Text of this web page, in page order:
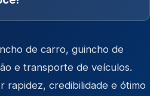
de carro, guincho de
e transporte de veículos.
rapidez, credibilidade e ótimo